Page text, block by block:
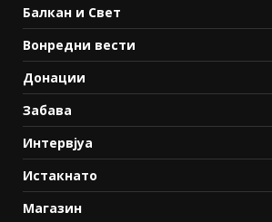
Балкан и Свет
Вонредни вести
Донации
Забава
Интервјуа
Истакнато
Магазин